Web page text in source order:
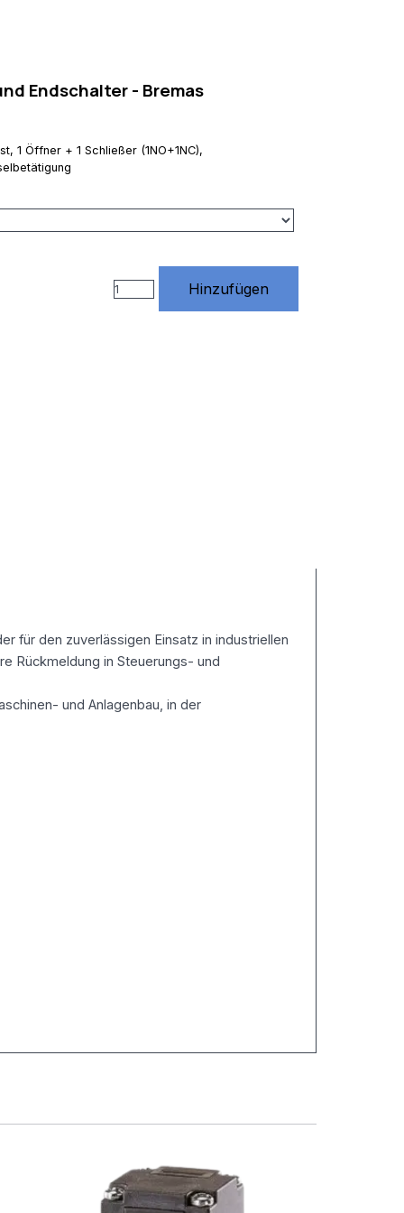
Endschalter - Bremas
1 Öffner + 1 Schließer (1NO+1NC),
Hinzufügen
für den zuverlässigen Einsatz in industriellen
Rückmeldung in Steuerungs- und
und Anlagenbau, in der